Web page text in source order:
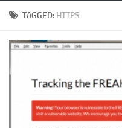
Windows
News
Gadget
Recensioni
TAGGED: HTTPS